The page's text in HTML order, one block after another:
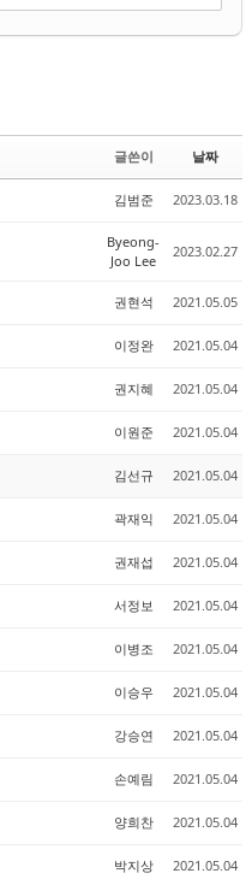
글쓴이 날짜
김범준 2023.03.18
Byeong-
Joo Lee
2023.02.27
권현석 2021.05.05
이정완 2021.05.04
권지혜 2021.05.04
이원준 2021.05.04
김선규 2021.05.04
곽재익 2021.05.04
권재섭 2021.05.04
서정보 2021.05.04
이병조 2021.05.04
이승우 2021.05.04
강승연 2021.05.04
손예림 2021.05.04
양희찬 2021.05.04
박지상 2021.05.04